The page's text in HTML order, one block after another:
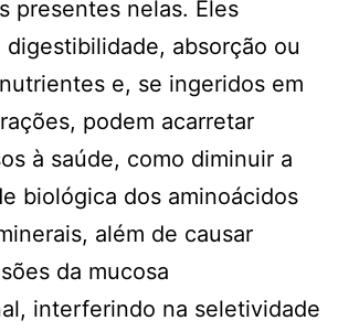
presentes nelas. Eles
absorção ou
e, se ingeridos em
podem acarretar
à saúde, como diminuir a
biológica dos aminoácidos
além de causar
da mucosa
interferindo na seletividade